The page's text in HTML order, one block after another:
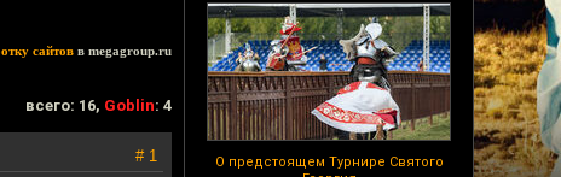
О предстоящем Турнире Святого
сайтов в megagroup.ru
всего: 16, Goblin: 4
# 1